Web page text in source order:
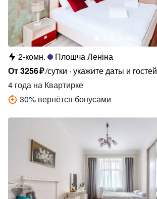
2-комн.
Плошча Леніна
От3256₽/сутки укажите даты и гостей
4 года на Квартирке
30% вернётся бонусами